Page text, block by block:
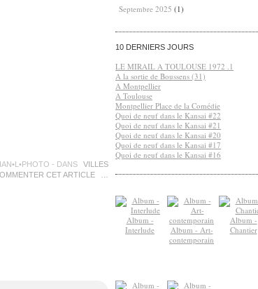
- DANS
VILLES
CET ARTICLE
Septembre 2025 (1)
10 DERNIERS JOURS
LE MIRAIL A TOULOUSE 1972 .1
A la sortie de Boussens (31)
A Montpellier
A Toulouse
Montpellier Place de la Comédie
Quoi de neuf dans le Kansai #22
Quoi de neuf dans le Kansai #21
Quoi de neuf dans le Kansai #20
Quoi de neuf dans le Kansai #17
Quoi de neuf dans le Kansai #16
Album -
Interlude
Album - Art-
contemporain
Album -
Chantier